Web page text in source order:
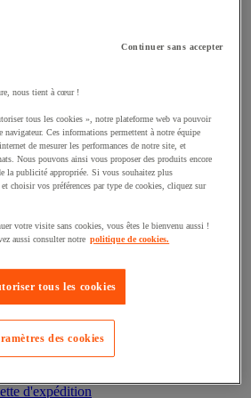
boîte postale
Continuer sans accepter
nous tient à cœur !
tous les cookies », notre plateforme web va pouvoir
navigateur. Ces informations permettent à notre équipe
de mesurer les performances de notre site, et
Nous pouvons ainsi vous proposer des produits encore
la publicité appropriée. Si vous souhaitez plus
choisir vos préférences par type de cookies, cliquez sur
votre visite sans cookies, vous êtes le bienvenu aussi !
aussi consulter notre politique de cookies.
tous les cookies
des cookies